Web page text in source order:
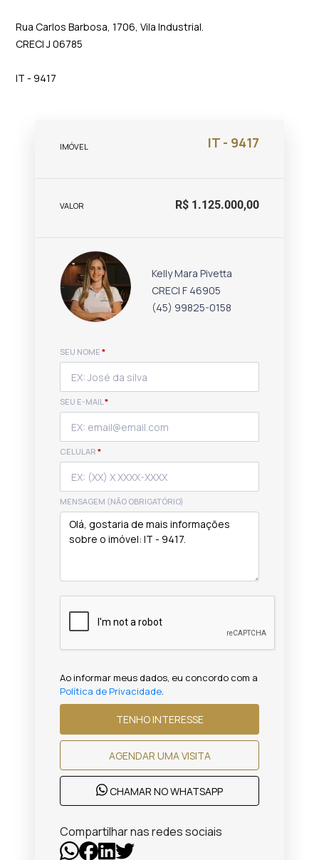
Rua Carlos Barbosa, 1706, Vila Industrial.
CRECI J 06785
IT - 9417
IMÓVEL IT - 9417
VALOR R$ 1.125.000,00
Kelly Mara Pivetta
CRECI F 46905
(45) 99825-0158
SEU NOME *
SEU E-MAIL*
CELULAR *
MENSAGEM (NÃO OBRIGATÓRIO)
Ao informar meus dados, eu concordo com a
Política de Privacidade.
TENHO INTERESSE
AGENDAR UMA VISITA
CHAMAR NO WHATSAPP
Compartilhar nas redes sociais